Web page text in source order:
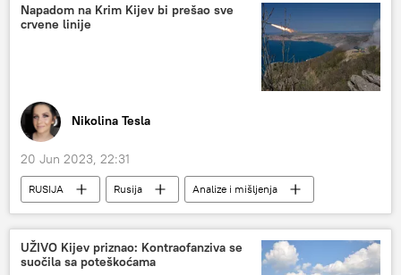
Napadom na Krim Kijev bi prešao sve
crvene linije
Nikolina Tesla
20 Jun 2023, 22:31
RUSIJA Rusija
Analize i mišljenja
Ukrajina
UŽIVO Kijev priznao: Kontraofanziva se
suočila sa poteškoćama